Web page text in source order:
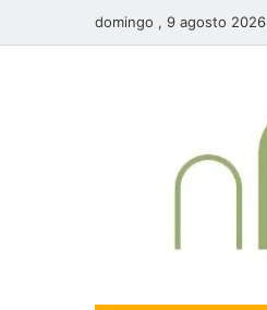
domingo , 9 agosto 2026